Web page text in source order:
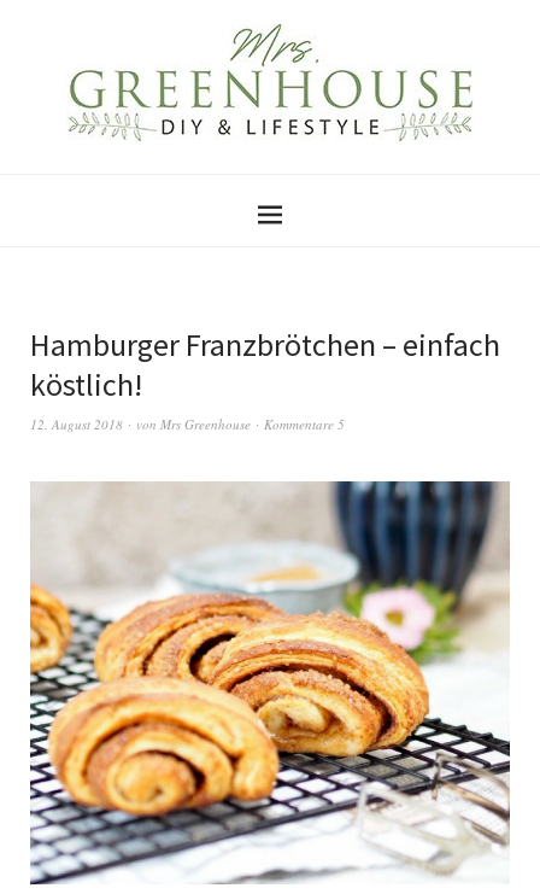
Hamburger Franzbrötchen – einfach
köstlich!
12. August 2018 von Mrs Greenhouse Kommentare 5